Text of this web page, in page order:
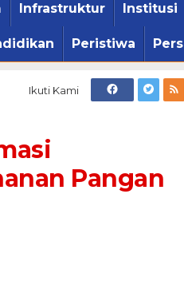
Infrastruktur Institusi
Peristiwa Pers
Ikuti Kami
Pangan